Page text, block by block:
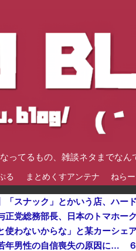
ってるもの、雑談ネタまでなん
る まとめくすアンテナ ねら
「スナック」とかいう店、ハー
年男性の自信喪失の原因に…